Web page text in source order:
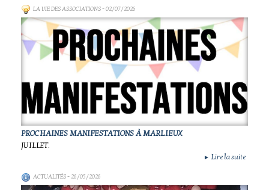
LA VIE DES ASSOCIATIONS- 02/07/2026
PROCHAINES MANIFESTATIONS À MARLIEUX
JUILLET.
► Lire la suite
ACTUALITÉS- 26/05/2026